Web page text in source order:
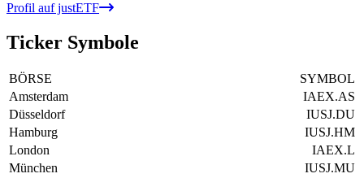
Profil auf justETF
Ticker Symbole
BÖRSE
SYMBOL
Amsterdam
IAEX.AS
Düsseldorf
IUSJ.DU
Hamburg
IUSJ.HM
London
IAEX.L
München
IUSJ.MU